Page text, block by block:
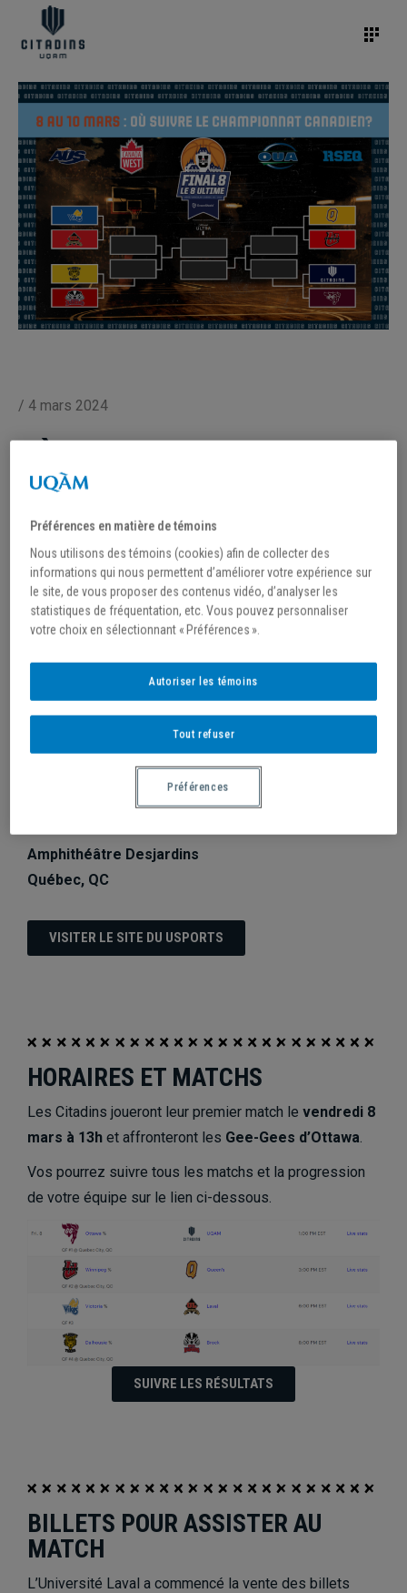
/ 4 mars 2024
CHAMPIONNAT CANADIEN?
LES CITADINS DE L’UQAM ONT
REMPORTÉ POUR LA DEUXIÈME
FOIS CONSÉCUTIVE LE TITRE DE
CHAMPION PROVINCIAL.
Le samedi 2 mars, grâce à leur victoire contre
des Citadins se sont assurés une place au « final 8 » du
Usports.
Le championnat canadien débutera le 8 mars à :
Amphithéâtre Desjardins
Québec, QC
VISITER LE SITE DU USPORTS
HORAIRES ET MATCHS
Les Citadins joueront leur premier match le vendredi 8
mars à 13h et affronteront les Gee-Gees d’Ottawa.
Vos pourrez suivre tous les matchs et la progression
de votre équipe sur le lien ci-dessous.
SUIVRE LES RÉSULTATS
BILLETS POUR ASSISTER AU
MATCH
L’Université Laval a commencé la vente des billets
Préférences en matière de témoins
Nous utilisons des témoins (cookies) afin de collecter des
informations qui nous permettent d’améliorer votre expérience sur
le site, de vous proposer des contenus vidéo, d’analyser les
statistiques de fréquentation, etc. Vous pouvez personnaliser
votre choix en sélectionnant « Préférences ».
Tout refuser
Autoriser les témoins
Préférences